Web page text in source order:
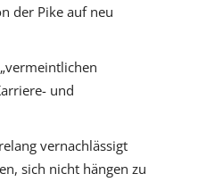
der Pike auf neu
und
vernachlässigt
sich nicht hängen zu